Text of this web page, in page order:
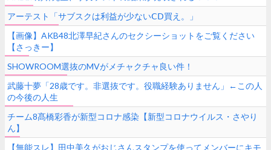
アーテスト「サブスクは利益が少ないⅭⅮ買え。」
【画像】AKB48北澤早紀さんのセクシーショットをご覧ください
【さっきー】
SHOWROOM選抜のMVがメチャクチャ良い件！
武藤十夢「28歳です。非選抜です。役職経験ありません」←この人
の今後の人生
チーム8髙橋彩香が新型コロナ感染【新型コロナウイルス・さやり
ん】
【無能スレ】田中美久がおじさんスタンプを使ってメンバーにキモ